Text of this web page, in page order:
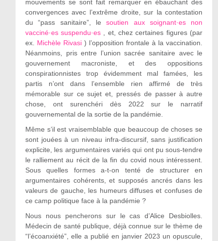
mouvements se sont fait remarquer en ébauchant des
convergences avec l’extrême droite, sur la contestation
du “pass sanitaire”, lesoutien aux soignant·es non
vacciné·es suspendu·es
, et, chez certaines figures (par
ex. Michèle Rivasi ) l’opposition frontale à la vaccination.
Néanmoins, pris entre l’union sacrée sanitaire avec le
gouvernement macroniste, et des oppositions
conspirationnistes trop évidemment mal famées, les
partis n’ont dans l’ensemble rien affirmé de très
mémorable sur ce sujet et, pressés de passer à autre
chose, ont surenchéri dès 2022 sur le narratif
gouvernemental de la sortie de la pandémie.
Même s’il est vraisemblable que beaucoup de choses se
sont jouées à un niveau infra-discursif, sans justification
explicite, les argumentaires variés qui ont pu sous-tendre
le ralliement au récit de la fin du covid nous intéressent.
Sous quelles formes a-t-on tenté de structurer en
argumentaires cohérents, et supposés ancrés dans les
valeurs de gauche, les humeurs diffuses et confuses de
ce camp politique face à la pandémie ?
Nous nous pencherons sur le cas d’Alice Desbiolles.
Médecin de santé publique, déjà connue sur le thème de
“l’écoanxiété”, elle a publié en janvier 2023 un opuscule,